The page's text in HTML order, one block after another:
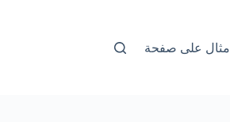
مثال على صفحة